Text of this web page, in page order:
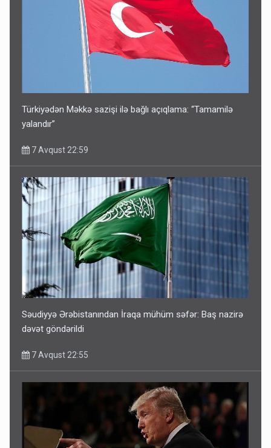
Türkiyədən Məkkə sazişi ilə bağlı açıqlama: “Tamamilə
yalandır”
7 Avqust 22:59
Səudiyyə Ərəbistanından İraqa mühüm səfər: Baş nazirə
dəvət göndərildi
7 Avqust 22:55